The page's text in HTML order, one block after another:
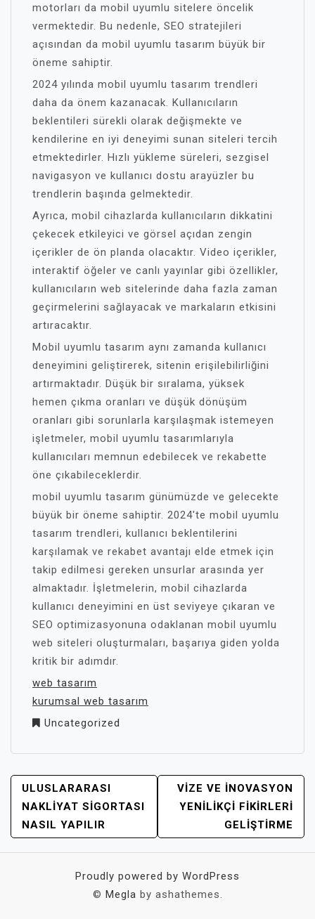
motorları da mobil uyumlu sitelere öncelik
vermektedir. Bu nedenle, SEO stratejileri
açısından da mobil uyumlu tasarım büyük bir
öneme sahiptir.
2024 yılında mobil uyumlu tasarım trendleri
daha da önem kazanacak. Kullanıcıların
beklentileri sürekli olarak değişmekte ve
kendilerine en iyi deneyimi sunan siteleri tercih
etmektedirler. Hızlı yükleme süreleri, sezgisel
navigasyon ve kullanıcı dostu arayüzler bu
trendlerin başında gelmektedir.
Ayrıca, mobil cihazlarda kullanıcıların dikkatini
çekecek etkileyici ve görsel açıdan zengin
içerikler de ön planda olacaktır. Video içerikler,
interaktif öğeler ve canlı yayınlar gibi özellikler,
kullanıcıların web sitelerinde daha fazla zaman
geçirmelerini sağlayacak ve markaların etkisini
artıracaktır.
Mobil uyumlu tasarım aynı zamanda kullanıcı
deneyimini geliştirerek, sitenin erişilebilirliğini
artırmaktadır. Düşük bir sıralama, yüksek
hemen çıkma oranları ve düşük dönüşüm
oranları gibi sorunlarla karşılaşmak istemeyen
işletmeler, mobil uyumlu tasarımlarıyla
kullanıcıları memnun edebilecek ve rekabette
öne çıkabileceklerdir.
mobil uyumlu tasarım günümüzde ve gelecekte
büyük bir öneme sahiptir. 2024'te mobil uyumlu
tasarım trendleri, kullanıcı beklentilerini
karşılamak ve rekabet avantajı elde etmek için
takip edilmesi gereken unsurlar arasında yer
almaktadır. İşletmelerin, mobil cihazlarda
kullanıcı deneyimini en üst seviyeye çıkaran ve
SEO optimizasyonuna odaklanan mobil uyumlu
web siteleri oluşturmaları, başarıya giden yolda
kritik bir adımdır.
web tasarım
kurumsal web tasarım
Uncategorized
YAZI
GEZINMESI
ULUSLARARASI
NAKLIYAT SIGORTASI
NASIL YAPILIR
VIZE VE İNOVASYON
YENILIKÇI FIKIRLERI
GELIŞTIRME
Proudly powered by WordPress
© Megla by ashathemes.